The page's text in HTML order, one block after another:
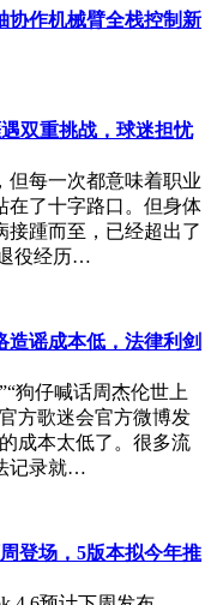
协作机械臂全栈控制新
双重挑战，球迷担忧
但每一次都意味着职业
在了十字路口。但身体
接踵而至，已经超出了
役经历…
造谣成本低，法律利剑
狗仔喊话周杰伦世上
方歌迷会官方微博发
成本太低了。很多流
记录就…
登场，5版本拟今年推